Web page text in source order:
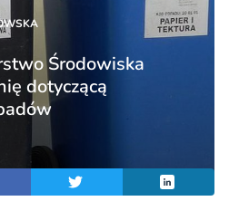
Środowiska
dotyczącą